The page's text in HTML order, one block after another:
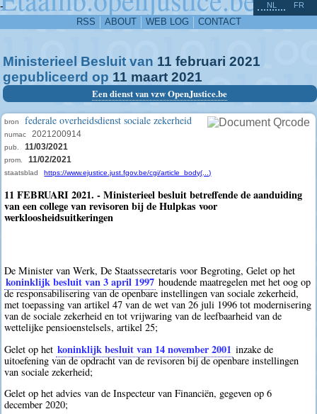
-
RSS ABOUT WEB LOG CONTACT
NL FR
Ministerieel Besluit van 11 februari 2021
gepubliceerd op 11 maart 2021
Een dienst van vzw OpenJustice.be
bron federale overheidsdienst sociale zekerheid
numac 2021200914
pub. 11/03/2021
prom. 11/02/2021
staatsblad https://www.ejustice.just.fgov.be/cgi/article_body(...)
11 FEBRUARI 2021. - Ministerieel besluit betreffende de aanduiding
van een college van revisoren bij de Hulpkas voor
werkloosheidsuitkeringen
De Minister van Werk, De Staatssecretaris voor Begroting, Gelet op het
koninklijk besluit van 3 april 1997 houdende maatregelen met het oog op
de responsabilisering van de openbare instellingen van sociale zekerheid,
met toepassing van artikel 47 van de wet van 26 juli 1996 tot modernisering
van de sociale zekerheid en tot vrijwaring van de leefbaarheid van de
wettelijke pensioenstelsels, artikel 25;
Gelet op het koninklijk besluit van 14 november 2001 inzake de
uitoefening van de opdracht van de revisoren bij de openbare instellingen
van sociale zekerheid;
Gelet op het advies van de Inspecteur van Financiën, gegeven op 6
december 2020;
^